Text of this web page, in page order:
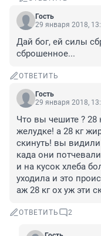
Гость
29 января 2018,
Дай бог, ей силы
сброшенное...
ОТВЕТИТЬ
Гость
29 января 2018,
Что вы чешите ? 28
желудке! а 28 кг
скинуть! вы
када они
и на кусок хлеба
уходила и это
аж 28 кг ох уж эти
ОТВЕТИТЬ 2